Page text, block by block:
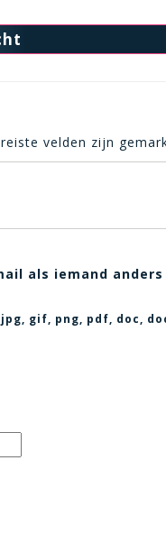
velden zijn
als iemand
jpg, gif, png, pdf, doc,